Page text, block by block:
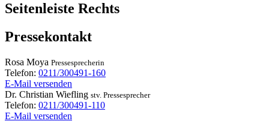
Seitenleiste Rechts
Pressekontakt
Rosa Moya Pressesprecherin
Telefon: 0211/300491-160
E-Mail versenden
Dr. Christian Wiefling stv. Pressesprecher
Telefon: 0211/300491-110
E-Mail versenden